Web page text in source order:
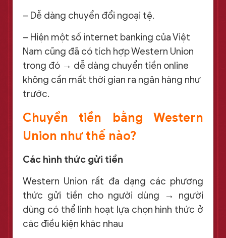
– Dễ dàng chuyển đổi ngoại tệ.
– Hiện một số internet banking của Việt
Nam cũng đã có tích hợp Western Union
trong đó → dễ dàng chuyển tiền online
không cần mất thời gian ra ngân hàng như
trước.
Chuyển tiền bằng Western
Union như thế nào?
Các hình thức gửi tiền
Western Union rất đa dạng các phương
thức gửi tiền cho người dùng → người
dùng có thể linh hoạt lựa chọn hình thức ở
các điều kiện khác nhau